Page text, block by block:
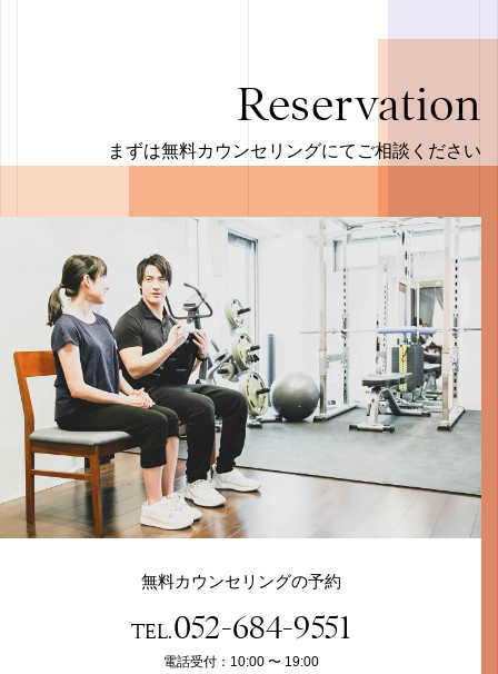
Reservation
まずは無料カウンセリングにてご相談ください
無料カウンセリングの予約
TEL.052-684-9551
電話受付：10:00 〜 19:00